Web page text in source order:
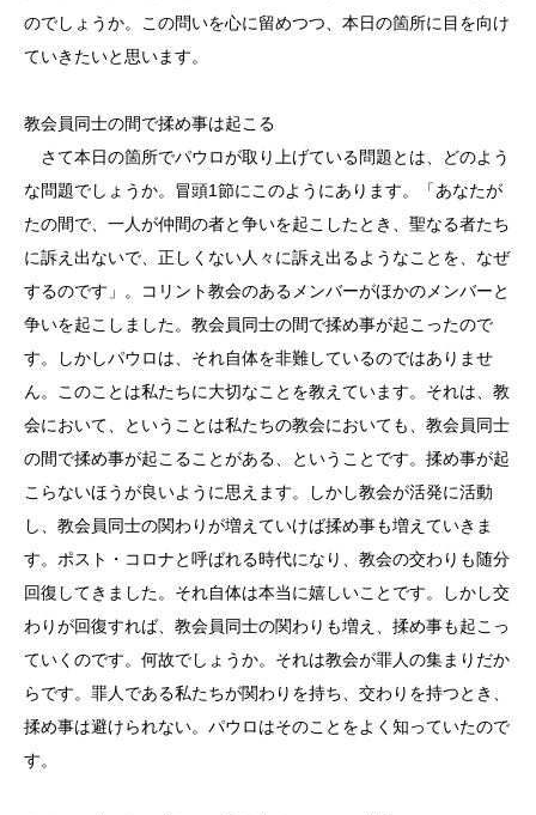
のでしょうか。この問いを心に留めつつ、本日の箇所に目を向け
ていきたいと思います。
教会員同士の間で揉め事は起こる
さて本日の箇所でパウロが取り上げている問題とは、どのよう
な問題でしょうか。冒頭1節にこのようにあります。「あなたが
たの間で、一人が仲間の者と争いを起こしたとき、聖なる者たち
に訴え出ないで、正しくない人々に訴え出るようなことを、なぜ
するのです」。コリント教会のあるメンバーがほかのメンバーと
争いを起こしました。教会員同士の間で揉め事が起こったので
す。しかしパウロは、それ自体を非難しているのではありませ
ん。このことは私たちに大切なことを教えています。それは、教
会において、ということは私たちの教会においても、教会員同士
の間で揉め事が起こることがある、ということです。揉め事が起
こらないほうが良いように思えます。しかし教会が活発に活動
し、教会員同士の関わりが増えていけば揉め事も増えていきま
す。ポスト・コロナと呼ばれる時代になり、教会の交わりも随分
回復してきました。それ自体は本当に嬉しいことです。しかし交
わりが回復すれば、教会員同士の関わりも増え、揉め事も起こっ
ていくのです。何故でしょうか。それは教会が罪人の集まりだか
らです。罪人である私たちが関わりを持ち、交わりを持つとき、
揉め事は避けられない。パウロはそのことをよく知っていたので
す。